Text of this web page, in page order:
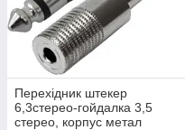
Перехідник штекер
6,3стерео-гойдалка 3,5
стерео, корпус метал